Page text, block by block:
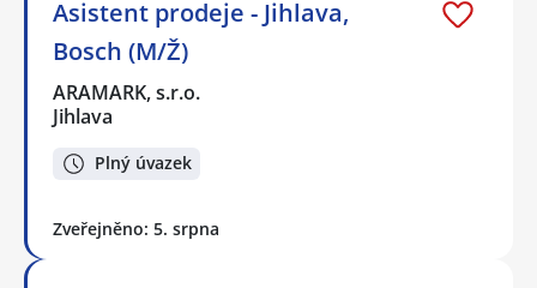
Asistent prodeje - Jihlava,
Bosch (M/Ž)
ARAMARK, s.r.o.
Jihlava
Plný úvazek
Zveřejněno: 5. srpna